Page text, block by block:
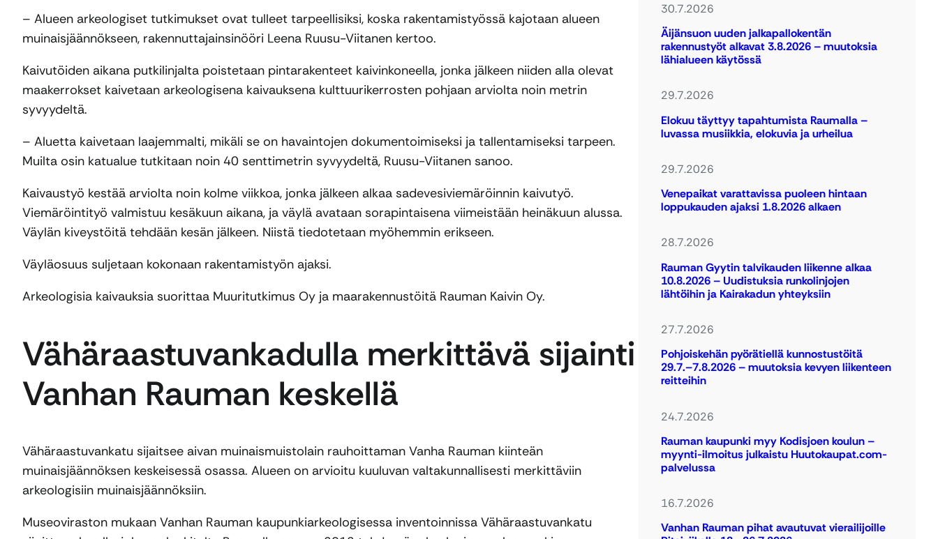
– Alueen arkeologiset tutkimukset ovat tulleet tarpeellisiksi, koska rakentamistyössä kajotaan alueen
muinaisjäännökseen, rakennuttajainsinööri Leena Ruusu-Viitanen kertoo.
Kaivutöiden aikana putkilinjalta poistetaan pintarakenteet kaivinkoneella, jonka jälkeen niiden alla olevat
maakerrokset kaivetaan arkeologisena kaivauksena kulttuurikerrosten pohjaan arviolta noin metrin
syvyydeltä.
– Aluetta kaivetaan laajemmalti, mikäli se on havaintojen dokumentoimiseksi ja tallentamiseksi tarpeen.
Muilta osin katualue tutkitaan noin 40 senttimetrin syvyydeltä, Ruusu-Viitanen sanoo.
Kaivaustyö kestää arviolta noin kolme viikkoa, jonka jälkeen alkaa sadevesiviemäröinnin kaivutyö.
Viemäröintityö valmistuu kesäkuun aikana, ja väylä avataan sorapintaisena viimeistään heinäkuun alussa.
Väylän kiveystöitä tehdään kesän jälkeen. Niistä tiedotetaan myöhemmin erikseen.
Väyläosuus suljetaan kokonaan rakentamistyön ajaksi.
Arkeologisia kaivauksia suorittaa Muuritutkimus Oy ja maarakennustöitä Rauman Kaivin Oy.
Vähäraastuvankadulla merkittävä sijainti
Vanhan Rauman keskellä
Vähäraastuvankatu sijaitsee aivan muinaismuistolain rauhoittaman Vanha Rauman kiinteän
muinaisjäännöksen keskeisessä osassa. Alueen on arvioitu kuuluvan valtakunnallisesti merkittäviin
arkeologisiin muinaisjäännöksiin.
Museoviraston mukaan Vanhan Rauman kaupunkiarkeologisessa inventoinnissa Vähäraastuvankatu
30.7.2026
Äijänsuon uuden jalkapallokentän
rakennustyöt alkavat 3.8.2026 – muutoksia
lähialueen käytössä
29.7.2026
Elokuu täyttyy tapahtumista Raumalla –
luvassa musiikkia, elokuvia ja urheilua
29.7.2026
Venepaikat varattavissa puoleen hintaan
loppukauden ajaksi 1.8.2026 alkaen
28.7.2026
Rauman Gyytin talvikauden liikenne alkaa
10.8.2026 – Uudistuksia runkolinjojen
lähtöihin ja Kairakadun yhteyksiin
27.7.2026
Pohjoiskehän pyörätiellä kunnostustöitä
29.7.–7.8.2026 – muutoksia kevyen liikenteen
reitteihin
24.7.2026
Rauman kaupunki myy Kodisjoen koulun –
myynti-ilmoitus julkaistu Huutokaupat.com-
palvelussa
16.7.2026
Vanhan Rauman pihat avautuvat vierailijoille